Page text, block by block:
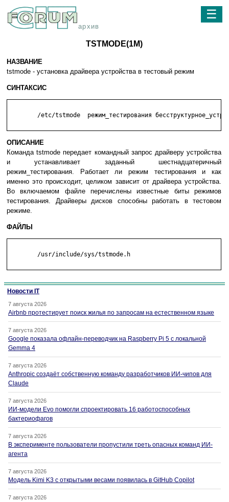
архив
☰
TSTMODE(1M)
НАЗВАНИЕ
tstmode - установка драйвера устройства в тестовый режим
СИНТАКСИС
ОПИСАНИЕ
Команда tstmode передает командный запрос драйверу устройства
и устанавливает заданный шестнадцатеричный
режим_тестирования. Работает ли режим тестирования и как
именно это происходит, целиком зависит от драйвера устройства.
Во включаемом файле перечислены известные биты режимов
тестирования. Драйверы дисков способны работать в тестовом
режиме.
ФАЙЛЫ
Новости IT
7 августа 2026
Airbnb протестирует поиск жилья по запросам на естественном языке
7 августа 2026
Google показала офлайн-переводчик на Raspberry Pi 5 с локальной
Gemma 4
7 августа 2026
Anthropic создаёт собственную команду разработчиков ИИ-чипов для
Claude
7 августа 2026
ИИ-модели Evo помогли спроектировать 16 работоспособных
бактериофагов
7 августа 2026
В эксперименте пользователи пропустили треть опасных команд ИИ-
агента
7 августа 2026
Модель Kimi K3 с открытыми весами появилась в GitHub Copilot
7 августа 2026